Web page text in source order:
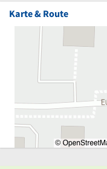
Karte & Route